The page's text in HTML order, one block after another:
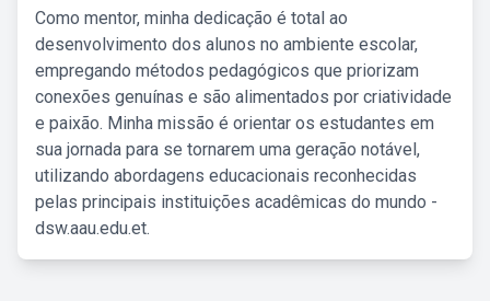
Como mentor, minha dedicação é total ao
desenvolvimento dos alunos no ambiente escolar,
empregando métodos pedagógicos que priorizam
conexões genuínas e são alimentados por criatividade
e paixão. Minha missão é orientar os estudantes em
sua jornada para se tornarem uma geração notável,
utilizando abordagens educacionais reconhecidas
pelas principais instituições acadêmicas do mundo -
dsw.aau.edu.et.